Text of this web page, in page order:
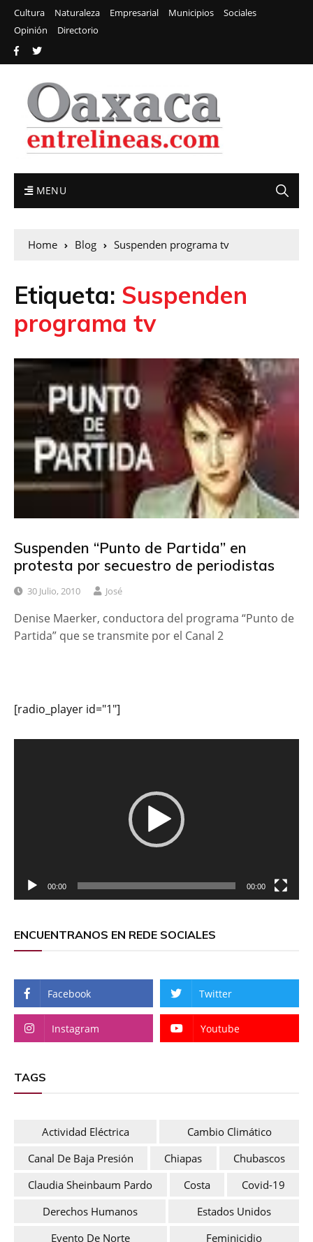
Cultura Naturaleza Empresarial Municipios
Sociales
Opinión
Directorio
MENU
Home Blog Suspenden programa tv
Etiqueta: Suspenden
programa tv
Suspenden “Punto de Partida” en
protesta por secuestro de periodistas
30 Julio, 2010 José
Denise Maerker, conductora del programa “Punto de
Partida” que se transmite por el Canal 2
[radio_player id="1"]
00:00 00:00
ENCUENTRANOS EN REDE SOCIALES
Facebook Twitter
Instagram Youtube
TAGS
Actividad Eléctrica
Cambio Climático
Canal De Baja Presión
Chiapas
Chubascos
Claudia Sheinbaum Pardo
Costa
Covid-19
Derechos Humanos
Estados Unidos
Evento De Norte
Feminicidio